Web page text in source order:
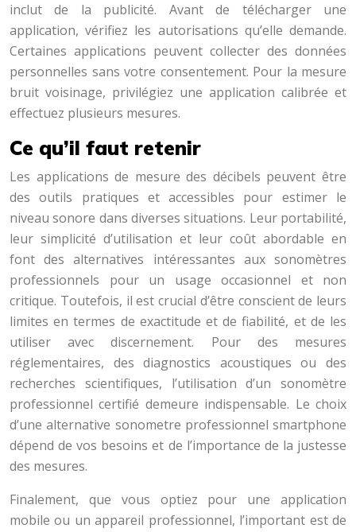
inclut de la publicité. Avant de télécharger une
application, vérifiez les autorisations qu’elle demande.
Certaines applications peuvent collecter des données
personnelles sans votre consentement. Pour la mesure
bruit voisinage, privilégiez une application calibrée et
effectuez plusieurs mesures.
Ce qu’il faut retenir
Les applications de mesure des décibels peuvent être
des outils pratiques et accessibles pour estimer le
niveau sonore dans diverses situations. Leur portabilité,
leur simplicité d’utilisation et leur coût abordable en
font des alternatives intéressantes aux sonomètres
professionnels pour un usage occasionnel et non
critique. Toutefois, il est crucial d’être conscient de leurs
limites en termes de exactitude et de fiabilité, et de les
utiliser avec discernement. Pour des mesures
réglementaires, des diagnostics acoustiques ou des
recherches scientifiques, l’utilisation d’un sonomètre
professionnel certifié demeure indispensable. Le choix
d’une alternative sonometre professionnel smartphone
dépend de vos besoins et de l’importance de la justesse
des mesures.
Finalement, que vous optiez pour une application
mobile ou un appareil professionnel, l’important est de